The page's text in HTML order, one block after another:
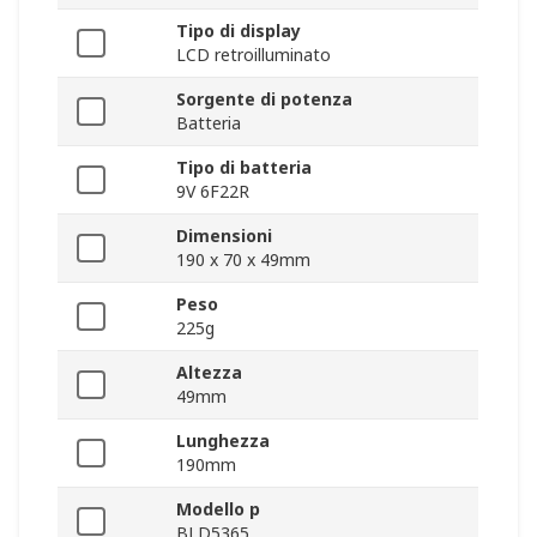
Tipo di display
LCD retroilluminato
Sorgente di potenza
Batteria
Tipo di batteria
9V 6F22R
Dimensioni
190 x 70 x 49mm
Peso
225g
Altezza
49mm
Lunghezza
190mm
Modello p